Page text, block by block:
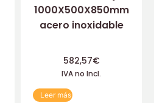
1000X500X850mm
acero inoxidable
582,57€
IVA no Incl.
Leer más